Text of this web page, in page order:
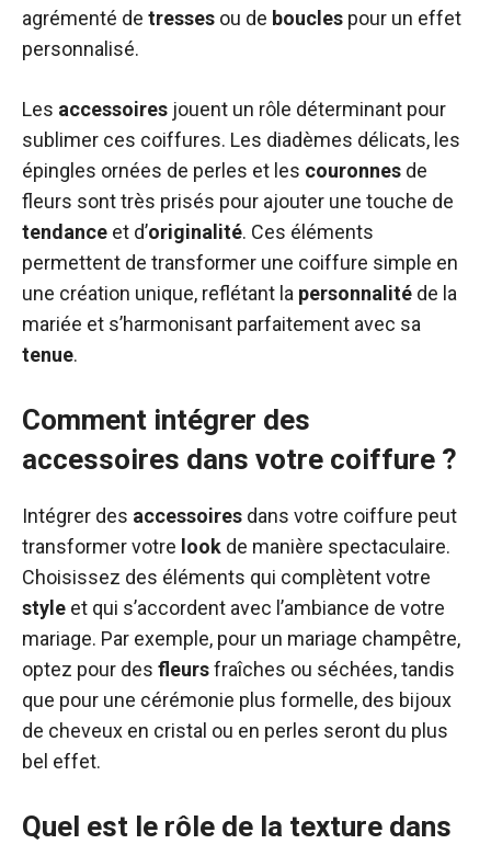
agrémenté de tresses ou de boucles pour un effet
personnalisé.
Les accessoires jouent un rôle déterminant pour
sublimer ces coiffures. Les diadèmes délicats, les
épingles ornées de perles et les couronnes de
fleurs sont très prisés pour ajouter une touche de
tendance et d’originalité. Ces éléments
permettent de transformer une coiffure simple en
une création unique, reflétant la personnalité de la
mariée et s’harmonisant parfaitement avec sa
tenue.
Comment intégrer des
accessoires dans votre coiffure ?
Intégrer des accessoires dans votre coiffure peut
transformer votre look de manière spectaculaire.
Choisissez des éléments qui complètent votre
style et qui s’accordent avec l’ambiance de votre
mariage. Par exemple, pour un mariage champêtre,
optez pour des fleursfraîches ou séchées, tandis
que pour une cérémonie plus formelle, des bijoux
de cheveux en cristal ou en perles seront du plus
bel effet.
Quel est le rôle de la texture dans